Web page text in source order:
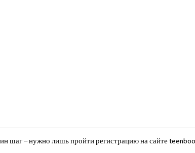
шаг – нужно лишь пройти регистрацию на сайте